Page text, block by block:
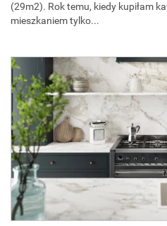
(29m2). Rok temu, kiedy kupiłam
mieszkaniem tylko...